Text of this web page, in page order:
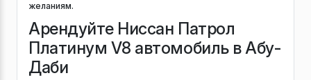
желаниям.
Арендуйте Ниссан Патрол
Платинум V8 автомобиль в Абу-
Даби